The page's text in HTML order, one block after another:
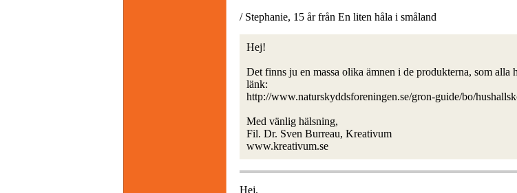
/ Stephanie, 15 år från En liten håla i småland
Hej!
Det finns ju en massa olika ämnen i de produkterna, som
länk:
http://www.naturskyddsforeningen.se/gron-guide/bo/
Med vänlig hälsning,
Fil. Dr. Sven Burreau, Kreativum
www.kreativum.se
Hej.